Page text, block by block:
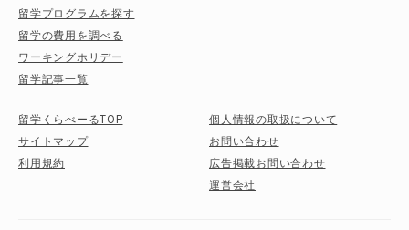
留学プログラムを探す
留学の費用を調べる
ワーキングホリデー
留学記事一覧
留学くらべーるTOP
サイトマップ
利用規約
個人情報の取扱について
お問い合わせ
広告掲載お問い合わせ
運営会社